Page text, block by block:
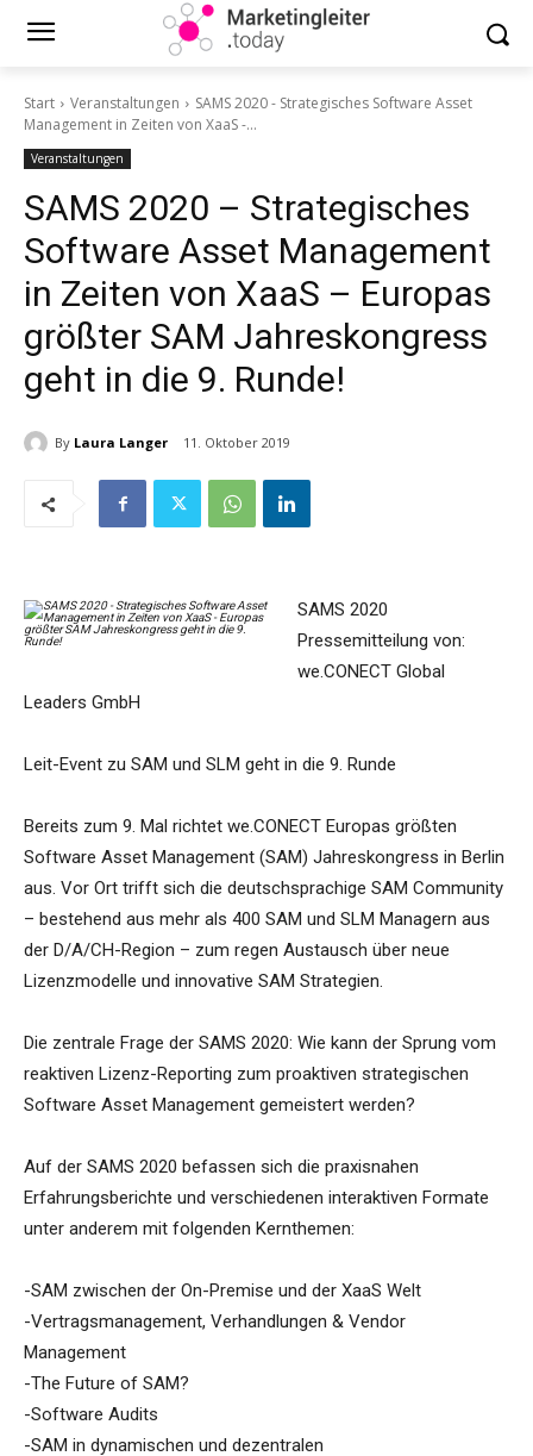
Start Veranstaltungen
SAMS 2020 - Strategisches Software Asset
Management in Zeiten von XaaS -...
Veranstaltungen
SAMS 2020 – Strategisches
Software Asset Management
in Zeiten von XaaS – Europas
größter SAM Jahreskongress
geht in die 9. Runde!
By Laura Langer 11. Oktober 2019
SAMS 2020
Pressemitteilung von:
we.CONECT Global
Leaders GmbH
Leit-Event zu SAM und SLM geht in die 9. Runde
Bereits zum 9. Mal richtet we.CONECT Europas größten
Software Asset Management (SAM) Jahreskongress in Berlin
aus. Vor Ort trifft sich die deutschsprachige SAM Community
– bestehend aus mehr als 400 SAM und SLM Managern aus
der D/A/CH-Region – zum regen Austausch über neue
Lizenzmodelle und innovative SAM Strategien.
Die zentrale Frage der SAMS 2020: Wie kann der Sprung vom
reaktiven Lizenz-Reporting zum proaktiven strategischen
Software Asset Management gemeistert werden?
Auf der SAMS 2020 befassen sich die praxisnahen
Erfahrungsberichte und verschiedenen interaktiven Formate
unter anderem mit folgenden Kernthemen:
-SAM zwischen der On-Premise und der XaaS Welt
-Vertragsmanagement, Verhandlungen & Vendor
Management
-The Future of SAM?
-Software Audits
-SAM in dynamischen und dezentralen